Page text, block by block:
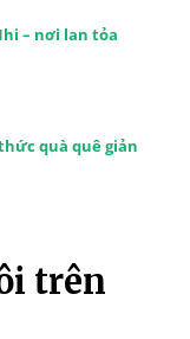
– nơi lan tỏa
quà quê giản
trên